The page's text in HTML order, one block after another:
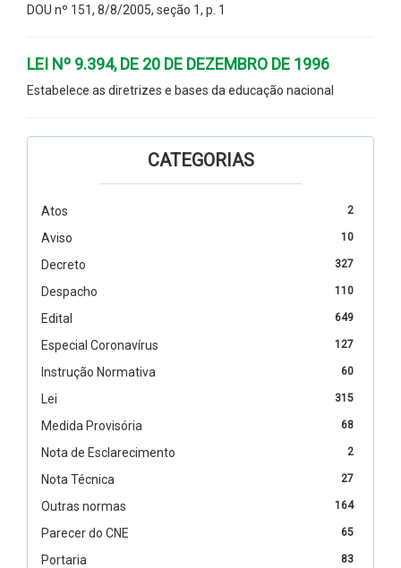
DOU nº 151, 8/8/2005, seção 1, p. 1
LEI Nº 9.394, DE 20 DE DEZEMBRO DE 1996
Estabelece as diretrizes e bases da educação nacional
CATEGORIAS
2
Atos
10
Aviso
327
Decreto
110
Despacho
649
Edital
127
Especial Coronavírus
60
Instrução Normativa
315
Lei
68
Medida Provisória
2
Nota de Esclarecimento
27
Nota Técnica
164
Outras normas
65
Parecer do CNE
83
Portaria